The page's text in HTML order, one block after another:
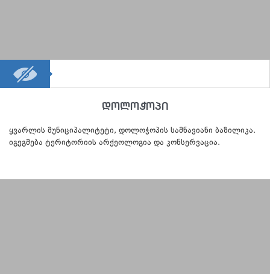
დოლოჭოპი
ყვარლის მუნიციპალიტეტი, დოლოჭოპის სამნავიანი ბაზილიკა.
იგეგმება ტერიტორიის არქეოლოგია და კონსერვაცია.